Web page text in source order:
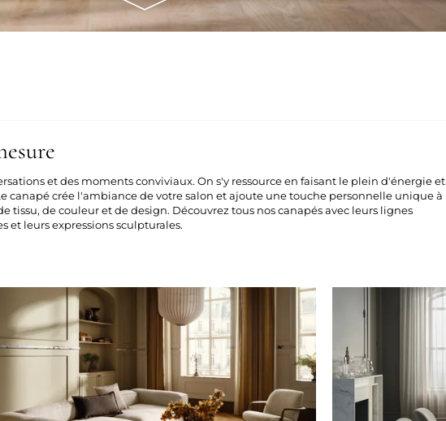
et des moments conviviaux. On s'y ressource en faisant le plein d'énergie et
canapé crée l'ambiance de votre salon et ajoute une touche personnelle unique à
tissu, de couleur et de design. Découvrez tous nos canapés avec leurs lignes
et leurs expressions sculpturales.